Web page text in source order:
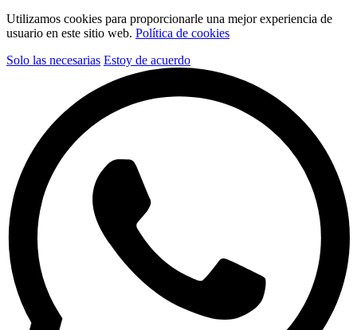
Utilizamos cookies para proporcionarle una mejor experiencia de
usuario en este sitio web. Política de cookies
Solo las necesarias Estoy de acuerdo